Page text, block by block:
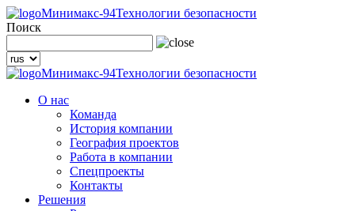
Минимакс-94Технологии безопасности
Поиск
Минимакс-94Технологии безопасности
О нас
Команда
История компании
География проектов
Работа в компании
Спецпроекты
Контакты
Решения